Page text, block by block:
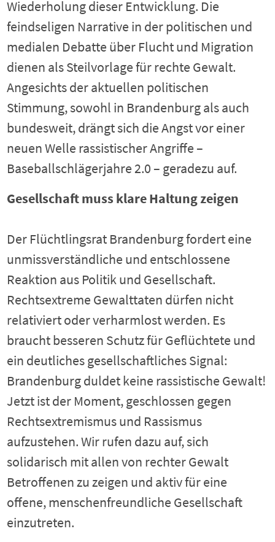
Wiederholung dieser Entwicklung. Die
feindseligen Narrative in der politischen und
medialen Debatte über Flucht und Migration
dienen als Steilvorlage für rechte Gewalt.
Angesichts der aktuellen politischen
Stimmung, sowohl in Brandenburg als auch
bundesweit, drängt sich die Angst vor einer
neuen Welle rassistischer Angriffe –
Baseballschlägerjahre 2.0 – geradezu auf.
Gesellschaft muss klare Haltung zeigen
Der Flüchtlingsrat Brandenburg fordert eine
unmissverständliche und entschlossene
Reaktion aus Politik und Gesellschaft.
Rechtsextreme Gewalttaten dürfen nicht
relativiert oder verharmlost werden. Es
braucht besseren Schutz für Geflüchtete und
ein deutliches gesellschaftliches Signal:
Brandenburg duldet keine rassistische Gewalt!
Jetzt ist der Moment, geschlossen gegen
Rechtsextremismus und Rassismus
aufzustehen. Wir rufen dazu auf, sich
solidarisch mit allen von rechter Gewalt
Betroffenen zu zeigen und aktiv für eine
offene, menschenfreundliche Gesellschaft
einzutreten.